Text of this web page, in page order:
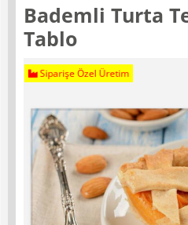
Bademli Turta
Tablo
Siparişe Özel Üretim